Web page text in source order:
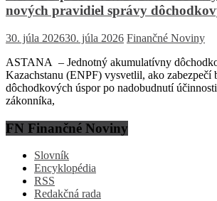
nových pravidiel správy
30. júla 202630. júla 2026 Finančné Noviny
ASTANA – Jednotný akumulatívny
Kazachstanu (ENPF) vysvetlil, ako zabezpečí
dôchodkových úspor po nadobudnutí
zákonníka,
FN Finančné Noviny
Slovník
Encyklopédia
RSS
Redakčná rada